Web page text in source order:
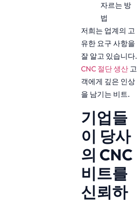
자르는 방
법
저희는 업계의 고
유한 요구 사항을
잘 알고 있습니다.
CNC 절단 생산 고
객에게 깊은 인상
을 남기는 비트.
기업들
이 당사
의 CNC
비트를
신뢰하